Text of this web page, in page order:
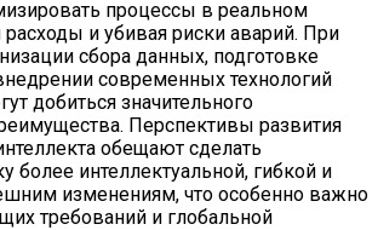
процессы в реальном
и убивая риски аварий. При
сбора данных, подготовке
современных технологий
добиться значительного
Перспективы развития
обещают сделать
более интеллектуальной, гибкой и
изменениям, что особенно важно
требований и глобальной